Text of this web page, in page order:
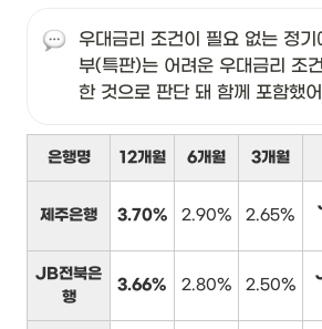
우대금리 조건이 필요 없는 정
부(특판)는 어려운 우대금리 조
한 것으로 판단 돼 함께 포함했
은행명 12개월 6개월 3개월
제주은행 3.70% 2.90% 2.65%
JB전북은
행
3.66% 2.80% 2.50%